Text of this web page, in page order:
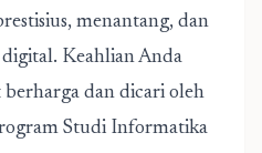
menantang, dan
Keahlian Anda
berharga dan dicari oleh
Studi Informatika